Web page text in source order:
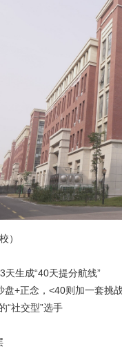
）
生成“40天提分航线”
盘+正念，<40则加一套挑
“社交型”选手